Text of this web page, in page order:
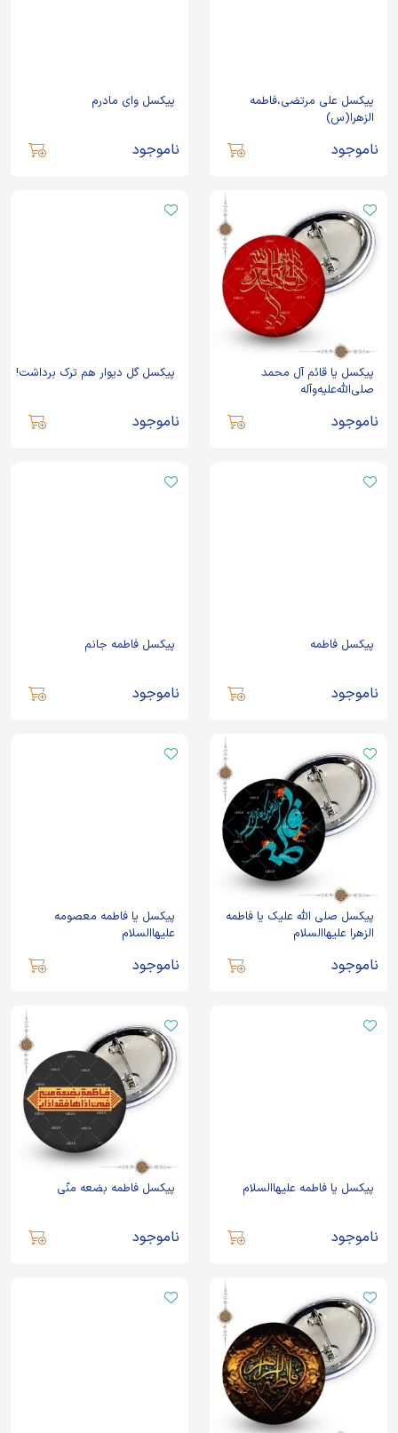
پیکسل علی مرتضی،فاطمه
الزهرا(س)
ناموجود
پیکسل وای مادرم
ناموجود
پیکسل یا قائم آل محمد
صلی‌الله‌علیه‌وآله
ناموجود
پیکسل گل دیوار هم ترک برداشت!
ناموجود
پیکسل فاطمه
ناموجود
پیکسل فاطمه جانم
ناموجود
پیکسل صلی الله علیک یا فاطمه
الزهرا علیهاالسلام
ناموجود
پیکسل یا فاطمه معصومه
علیهاالسلام
ناموجود
پیکسل یا فاطمه علیهاالسلام
ناموجود
پیکسل فاطمه بضعه منّی
ناموجود